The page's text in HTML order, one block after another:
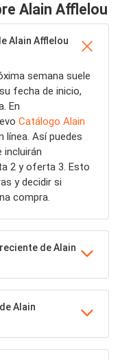
Alain Afflelou
Alain Afflelou
semana suele
fecha de inicio,
En
Catálogo Alain
línea. Así puedes
incluirán
2 y oferta 3. Esto
y decidir si
compra.
de Alain
Alain